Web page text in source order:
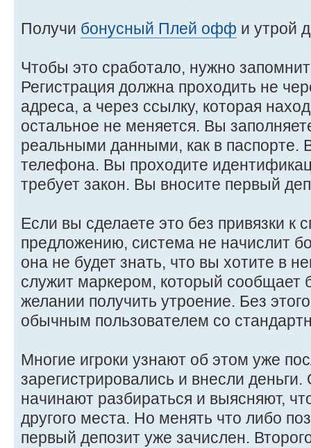
Получи бонусный Плей офф и утрой
Чтобы это сработало, нужно
Регистрация должна проходить не
адреса, а через ссылку, которая
остальное не меняется. Вы
реальными данными, как в паспорте.
телефона. Вы проходите
требует закон. Вы вносите первый
Если вы сделаете это без привязки к
предложению, система не начислит
она не будет знать, что вы хотите в
служит маркером, который сообщает
желании получить утроение. Без
обычным пользователем со
Многие игроки узнают об этом уже
зарегистрировались и внесли деньги.
начинают разбираться и выясняют,
другого места. Но менять что либо
первый депозит уже зачислен.